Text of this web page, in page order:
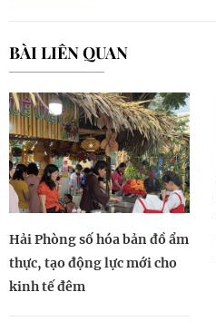
BÀI LIÊN QUAN
Hải Phòng số hóa bản đồ ẩm
thực, tạo động lực mới cho
kinh tế đêm